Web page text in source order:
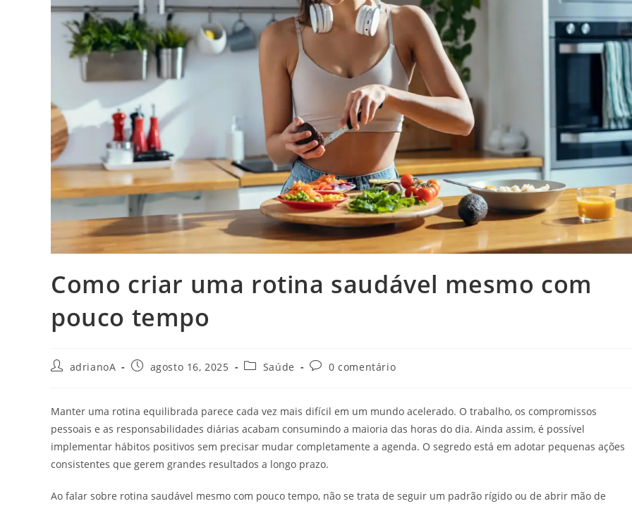
Como criar uma rotina saudável mesmo com
pouco tempo
AutoradrianoA
Postagosto 16, 2025
Categoria
Saúde
Comentários
0 comentário
Manter uma rotina equilibrada parece cada vez mais difícil em um mundo acelerado. O trabalho, os compromissos
pessoais e as responsabilidades diárias acabam consumindo a maioria das horas do dia. Ainda assim, é possível
implementar hábitos positivos sem precisar mudar completamente a agenda. O segredo está em adotar pequenas ações
consistentes que gerem grandes resultados a longo prazo.
Ao falar sobre rotina saudável mesmo com pouco tempo, não se trata de seguir um padrão rígido ou de abrir mão de